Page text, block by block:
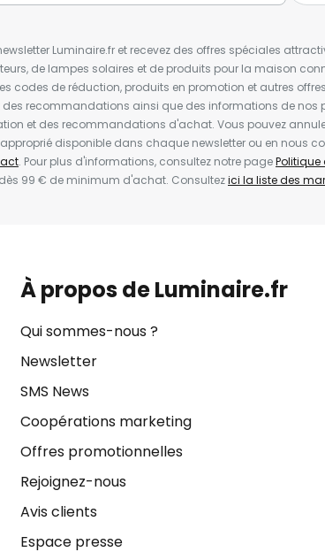
Luminaire.fr et recevez des offres spéciales
de lampes solaires et de produits pour la maison
codes de réduction, produits en promotion et autres
des recommandations ainsi que des informations de nos
et des recommandations d'achat. Vous pouvez
disponible dans chaque newsletter ou en nous
. Pour plus d'informations, consultez notre page
99 € de minimum d'achat. Consultezici la liste des
À propos de Luminaire.fr
Qui sommes-nous ?
Newsletter
SMS News
Coopérations marketing
Offres promotionnelles
Rejoignez-nous
Avis clients
Espace presse